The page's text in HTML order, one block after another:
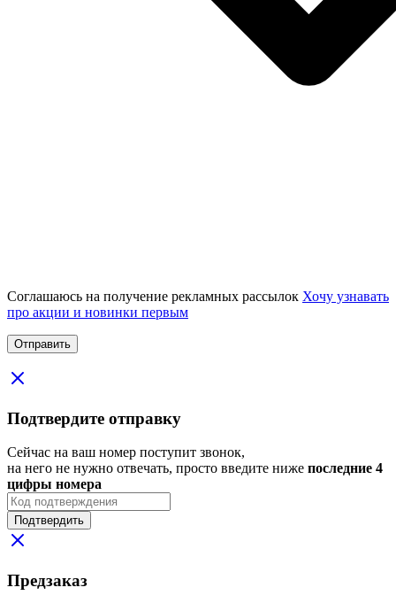
Соглашаюсь на получение рекламных рассылок Хочу узнавать
про акции и новинки первым
Подтвердите отправку
Сейчас на ваш номер поступит звонок,
на него не нужно отвечать, просто введите ниже последние 4
цифры номера
Подтвердить
Предзаказ